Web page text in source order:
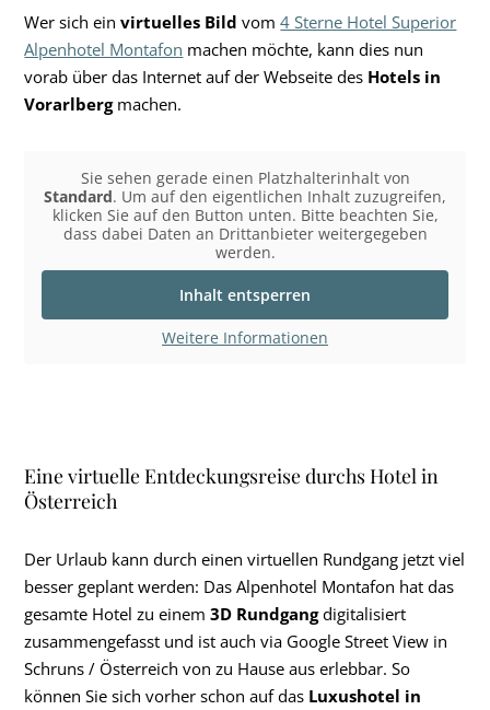
Wer sich einvirtuelles Bild vom4 Sterne Hotel Superior
Alpenhotel Montafon machen möchte, kann dies nun
vorab über das Internet auf der Webseite des Hotels in
Vorarlbergmachen.
Sie sehen gerade einen Platzhalterinhalt von
Standard. Um auf den eigentlichen Inhalt zuzugreifen,
klicken Sie auf den Button unten. Bitte beachten Sie,
dass dabei Daten an Drittanbieter weitergegeben
werden.
Inhalt entsperren
Weitere Informationen
Eine virtuelle Entdeckungsreise durchs Hotel in
Österreich
Der Urlaub kann durch einen virtuellen Rundgang jetzt viel
besser geplant werden: Das Alpenhotel Montafon hat das
gesamte Hotel zu einem3D Rundgangdigitalisiert
zusammengefasst und ist auch via Google Street View in
Schruns / Österreich von zu Hause aus erlebbar. So
können Sie sich vorher schon auf das Luxushotel in